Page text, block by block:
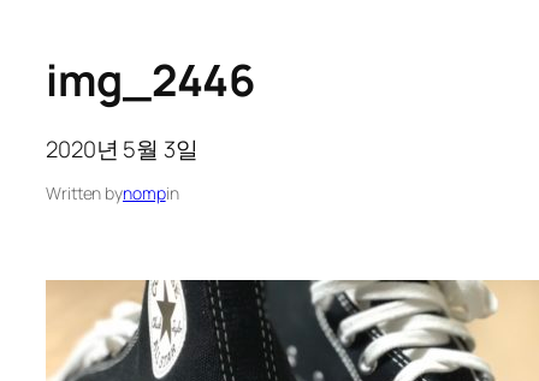
img_2446
2020년 5월 3일
Written bynompin